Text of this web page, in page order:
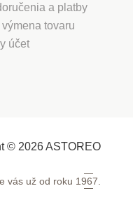
a platby
tovaru
účet
© 2026 ASTOREO
vás už od roku 1967.